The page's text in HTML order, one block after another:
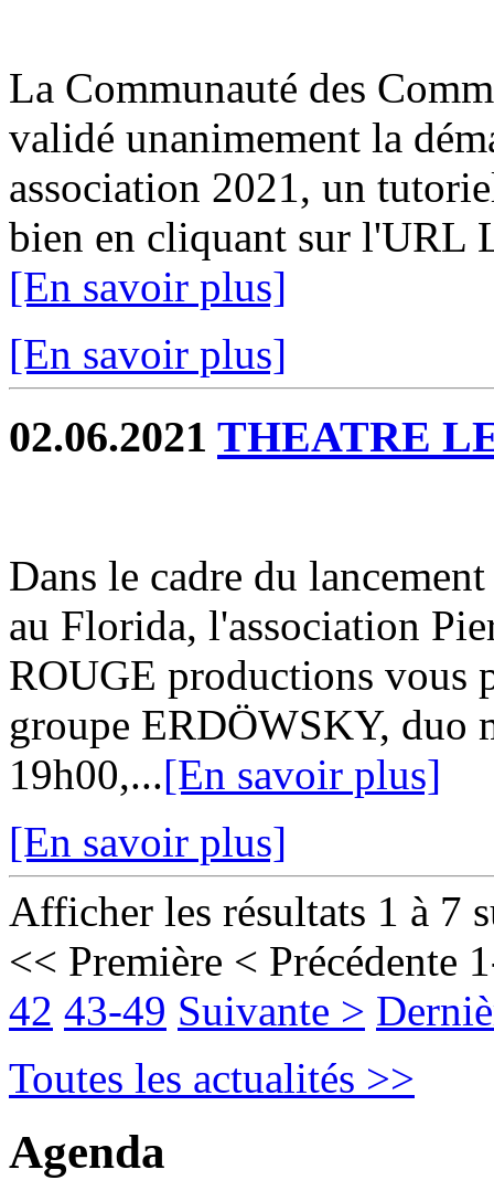
La Communauté des
validé unanimement la
association 2021, un
bien en cliquant sur l'URL
[En savoir plus]
[En savoir plus]
02.06.2021 THEATRE
Dans le cadre du
au Florida, l'association
ROUGE productions vous
groupe ERDÖWSKY, duo
19h00,...[En savoir plus]
[En savoir plus]
Afficher les résultats 1 à 7
<< Première < Précédente
42 43-49 Suivante >
Toutes les actualités >>
Agenda